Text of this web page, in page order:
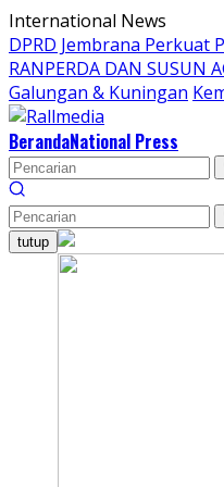
Langsung
ke
konten
International News
DPRD Jembrana Perkuat
RANPERDA DAN SUSUN
Galungan & Kuningan
BerandaNational Press
tutup